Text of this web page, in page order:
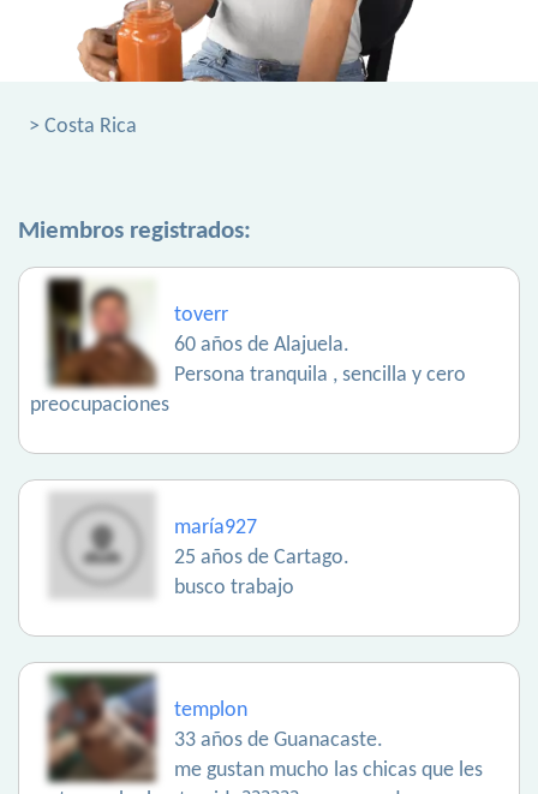
> Costa Rica
Miembros registrados:
toverr
60 años de Alajuela.
Persona tranquila , sencilla y cero
preocupaciones
maría927
25 años de Cartago.
busco trabajo
templon
33 años de Guanacaste.
me gustan mucho las chicas que les